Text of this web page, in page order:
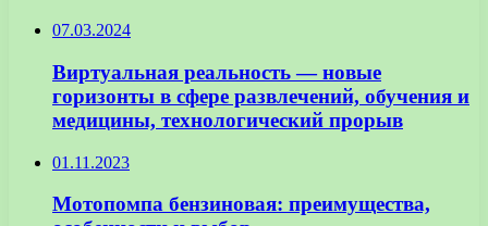
07.03.2024
Виртуальная реальность — новые
горизонты в сфере развлечений, обучения и
медицины, технологический прорыв
01.11.2023
Мотопомпа бензиновая: преимущества,